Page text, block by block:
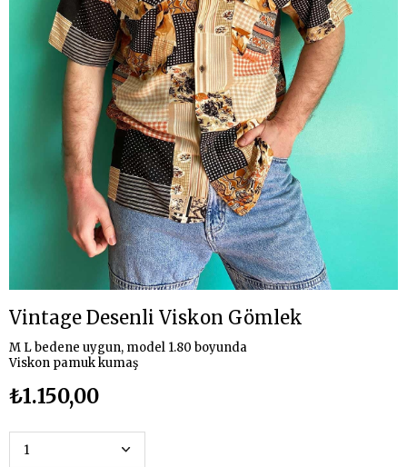
Vintage Desenli Viskon Gömlek
M L bedene uygun, model 1.80 boyunda
Viskon pamuk kumaş
₺1.150,00